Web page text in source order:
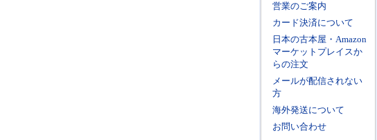
営業のご案内
カード決済について
日本の古本屋・Amazon
マーケットプレイスか
らの注文
メールが配信されない
方
海外発送について
お問い合わせ